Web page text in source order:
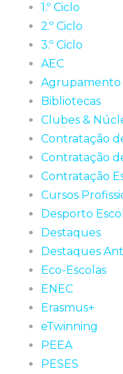
1.º Ciclo
2.º Ciclo
3.º Ciclo
AEC
Agrupamento
Bibliotecas
Clubes &
Contratação
Contratação
Contratação
Cursos
Desporto
Destaques
Destaques
Eco-Escolas
ENEC
Erasmus+
eTwinning
PEEA
PESES